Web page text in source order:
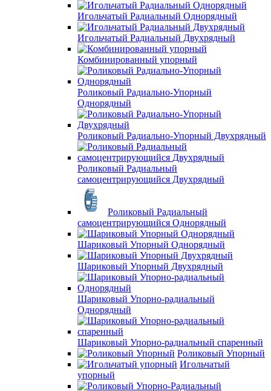
Игольчатый Радиальный Однорядный
Игольчатый Радиальный Двухрядный
Комбинированный упорный
Роликовый Радиально-Упорный
Однорядный
Роликовый Радиально-Упорный Двухрядный
Роликовый Радиальный
самоцентрирующийся Двухрядный
Роликовый Радиальный
самоцентрирующийся Однорядный
Шариковый Упорный Однорядный
Шариковый Упорный Двухрядный
Шариковый Упорно-радиальный
Однорядный
Шариковый Упорно-радиальный спаренный
Роликовый Упорный
Игольчатый
упорный